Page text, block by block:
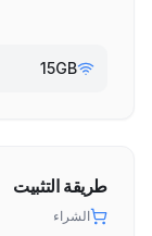
15GB
طريقة التثبيت
الشراء